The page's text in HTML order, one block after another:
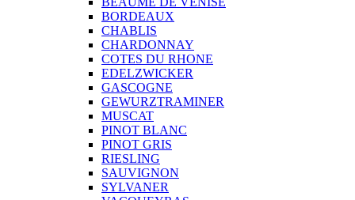
BORDEAUX
CHABLIS
CHARDONNAY
COTES DU RHONE
EDELZWICKER
GASCOGNE
GEWURZTRAMINER
MUSCAT
PINOT BLANC
PINOT GRIS
RIESLING
SAUVIGNON
SYLVANER